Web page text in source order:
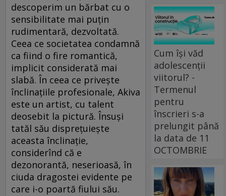
descoperim un bărbat cu o
sensibilitate mai puțin
rudimentară, dezvoltată.
Ceea ce societatea condamnă
ca fiind o fire romantică,
implicit considerată mai
slabă. În ceea ce privește
înclinațiile profesionale, Akiva
este un artist, cu talent
deosebit la pictură. Însuși
tatăl său disprețuiește
aceasta înclinație,
considerînd că e
dezonorantă, neserioasă, în
ciuda dragostei evidente pe
care i-o poartă fiului său.
Cum își văd
adolescenții
viitorul? -
Termenul
pentru
înscrieri s-a
prelungit până
la data de 11
OCTOMBRIE